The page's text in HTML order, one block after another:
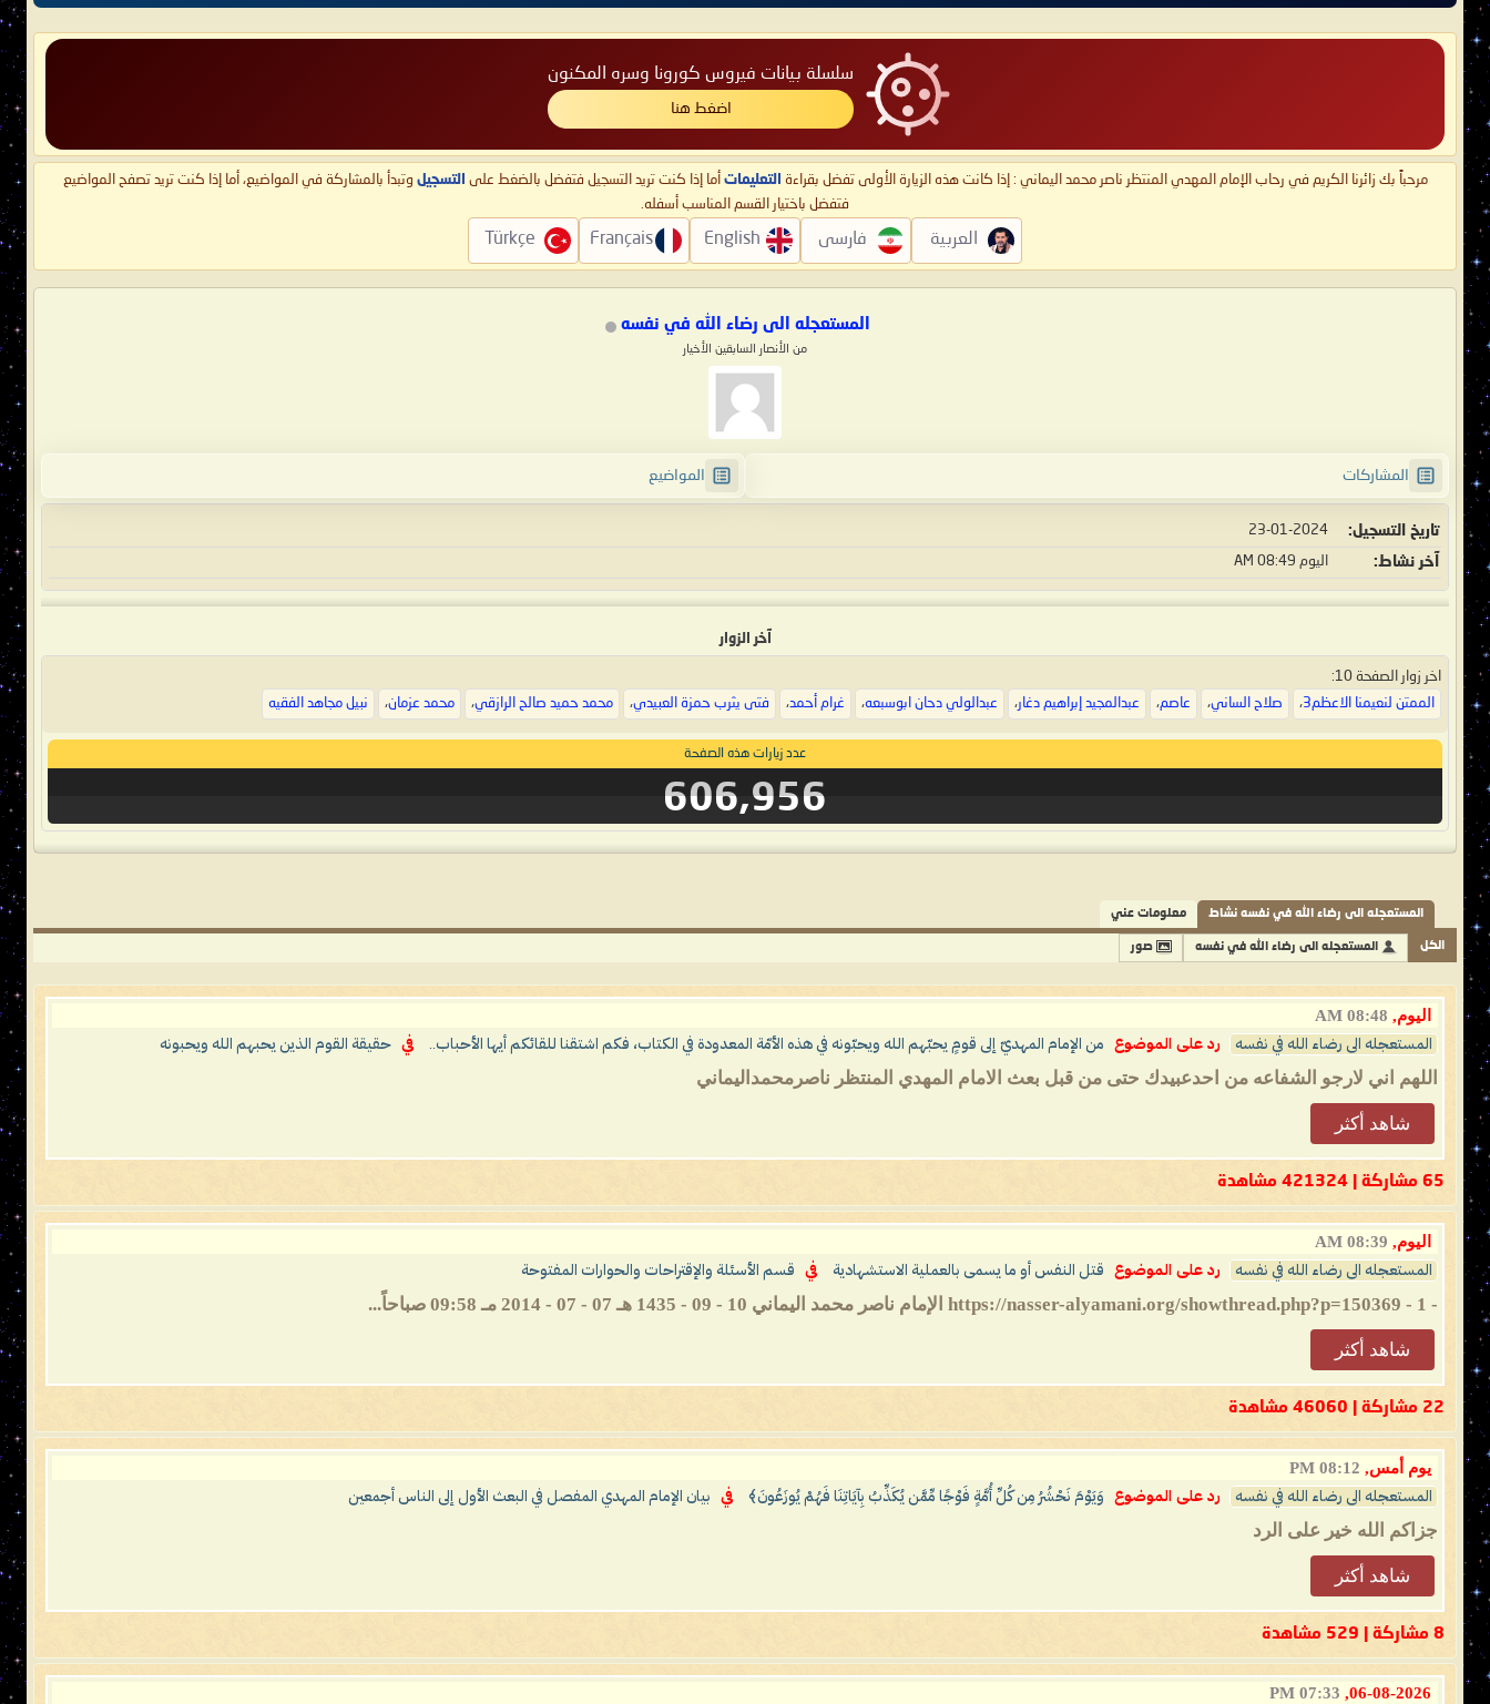
سلسلة بيانات فيروس كورونا وسره المكنون
اضغط هنا
مرحباً بك زائرنا الكريم في رحاب الإمام المهدي المنتظر ناصر محمد اليماني : إذا كانت هذه الزيارة الأولى تفضل بقراءة التعليمات أما إذا كنت تريد التسجيل فتفضل بالضغط على التسجيل وتبدأ بالمشاركة في المواضيع، أما إذا كنت تريد تصفح المواضيع
فتفضل باختيار القسم المناسب أسفله.
العربية فارسی English
Français
Türkçe
المستعجله الى رضاء الله في نفسه
من الأنصار السابقين الأخيار
المشاركات المواضيع
تاريخ التسجيل 23-01-2024
آخر نشاط اليوم 08:49 AM
آخر الزوار
اخر زوار الصفحة 10:
الممتن لنعيمنا الاعظم3
، صلاح الساني، عاصم، عبدالمجيد إبراهيم دغار، عبدالولي دحان ابوسبعه، غرام أحمد، فتى يثرب حمزة العبيدي، محمد حميد صالح الرازقي، محمد عزمان، نبيل مجاهد الفقيه
عدد زيارات هذه الصفحة
606,956
المستعجله الى رضاء الله في نفسه نشاط معلومات عني
الكل المستعجله الى رضاء الله في نفسه صور
اليوم, 08:48 AM
المستعجله الى رضاء الله في نفسه رد على الموضوع من الإمام المهديّ إلى قومٍ يحبّهم الله ويحبّونه في هذه الأمّة المعدودة في الكتاب، فكم اشتقنا للقائكم أيها الأحباب.. في حقيقة القوم الذين يحبهم الله ويحبونه
اللهم اني لارجو الشفاعه من احدعبيدك حتى من قبل بعث الامام المهدي المنتظر ناصرمحمداليماني
شاهد أكثر
65 مشاركة | 421324 مشاهدة
اليوم, 08:39 AM
المستعجله الى رضاء الله في نفسه رد على الموضوع قتل النفس أو ما يسمى بالعملية الاستشهادية في قسم الأسئلة والإقتراحات والحوارات المفتوحة
- 1 - https://nasser-alyamani.org/showthread.php?p=150369 الإمام ناصر محمد اليماني 10 - 09 - 1435 هـ 07 - 07 - 2014 مـ 09:58 صباحاً...
شاهد أكثر
22 مشاركة | 46060 مشاهدة
يوم أمس, 08:12 PM
المستعجله الى رضاء الله في نفسه رد على الموضوع وَيَوْمَ نَحْشُرُ مِن كُلِّ أُمَّةٍ فَوْجًا مِّمَّن يُكَذِّبُ بِآيَاتِنَا فَهُمْ يُوزَعُونَ﴾ في بيان الإمام المهدي المفصل في البعث الأول إلى الناس أجمعين
جزاكم الله خير على الرد
شاهد أكثر
8 مشاركة | 529 مشاهدة
06-08-2026,
07:33 PM